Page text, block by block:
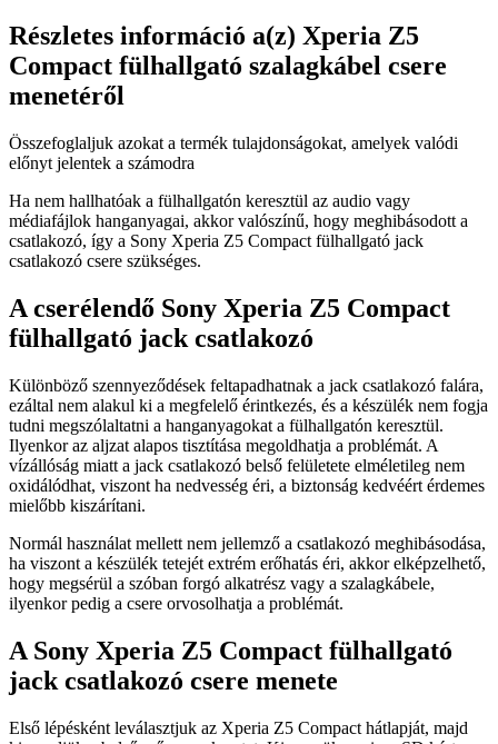
Részletes információ a(z) Xperia Z5
Compact fülhallgató szalagkábel csere
menetéről
Összefoglaljuk azokat a termék tulajdonságokat, amelyek valódi
előnyt jelentek a számodra
Ha nem hallhatóak a fülhallgatón keresztül az audio vagy
médiafájlok hanganyagai, akkor valószínű, hogy meghibásodott a
csatlakozó, így a Sony Xperia Z5 Compact fülhallgató jack
csatlakozó csere szükséges.
A cserélendő Sony Xperia Z5 Compact
fülhallgató jack csatlakozó
Különböző szennyeződések feltapadhatnak a jack csatlakozó falára,
ezáltal nem alakul ki a megfelelő érintkezés, és a készülék nem fogja
tudni megszólaltatni a hanganyagokat a fülhallgatón keresztül.
Ilyenkor az aljzat alapos tisztítása megoldhatja a problémát. A
vízállóság miatt a jack csatlakozó belső felületete elméletileg nem
oxidálódhat, viszont ha nedvesség éri, a biztonság kedvéért érdemes
mielőbb kiszárítani.
Normál használat mellett nem jellemző a csatlakozó meghibásodása,
ha viszont a készülék tetejét extrém erőhatás éri, akkor elképzelhető,
hogy megsérül a szóban forgó alkatrész vagy a szalagkábele,
ilyenkor pedig a csere orvosolhatja a problémát.
A Sony Xperia Z5 Compact fülhallgató
jack csatlakozó csere menete
Első lépésként leválasztjuk az Xperia Z5 Compact hátlapját, majd